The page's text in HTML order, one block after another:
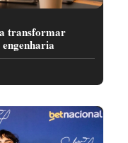
transformar